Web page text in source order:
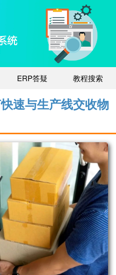
ERP答疑 教程搜索
速与生产线交收物